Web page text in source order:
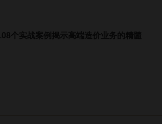
个实战案例揭示高端造价业务的精髓